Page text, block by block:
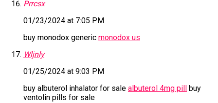
Prrcsx
01/23/2024 at 7:05 PM
buy monodox generic monodox us
Wljnly
01/25/2024 at 9:03 PM
buy albuterol inhalator for sale albuterol 4mg pill buy
ventolin pills for sale